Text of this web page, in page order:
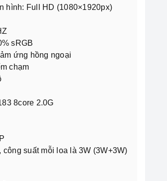
hình: Full HD (1080×1920px)
sRGB
ứng hồng ngoại
chạm
8core 2.0G
suất mỗi loa là 3W (3W+3W)